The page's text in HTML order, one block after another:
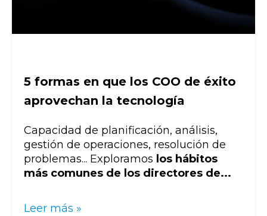
5 formas en que los COO de éxito
aprovechan la tecnología
Capacidad de planificación, análisis,
gestión de operaciones, resolución de
problemas... Exploramos los hábitos
más comunes de los directores de...
Leer más »